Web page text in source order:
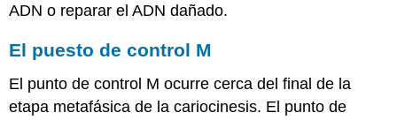
ADN o reparar el ADN dañado.
El puesto de control M
El punto de control M ocurre cerca del final de la
etapa metafásica de la cariocinesis. El punto de